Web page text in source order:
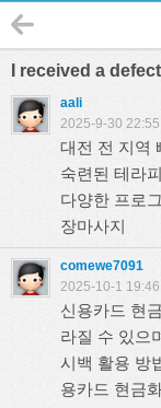
I received a
aali
2025-9-30
대전 전 지역
숙련된 테라
다양한 프로
장마사지
comewe7091
2025-10-1
신용카드 현
라질 수 있으
시백 활용
용카드 현금